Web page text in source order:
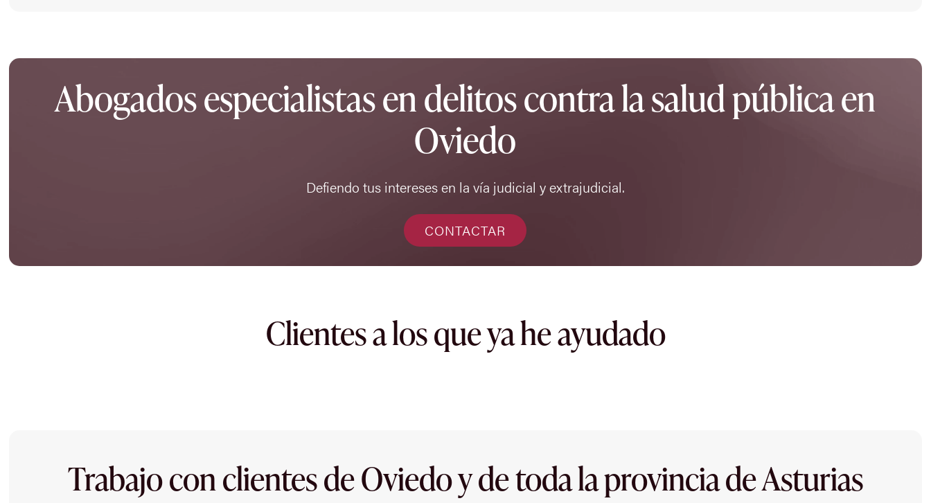
Abogados especialistas en delitos contra la salud pública en
Oviedo
Defiendo tus intereses en la vía judicial y extrajudicial.
CONTACTAR
Clientes a los que ya he ayudado
Trabajo con clientes de Oviedo y de toda la provincia de Asturias